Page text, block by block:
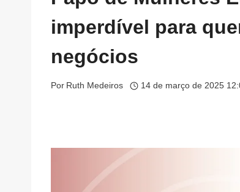
imperdível para
negócios
Por Ruth Medeiros 14 de março de 2025